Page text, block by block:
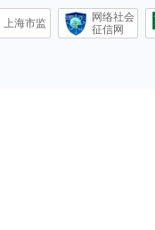
上海市监
网络社会
征信网